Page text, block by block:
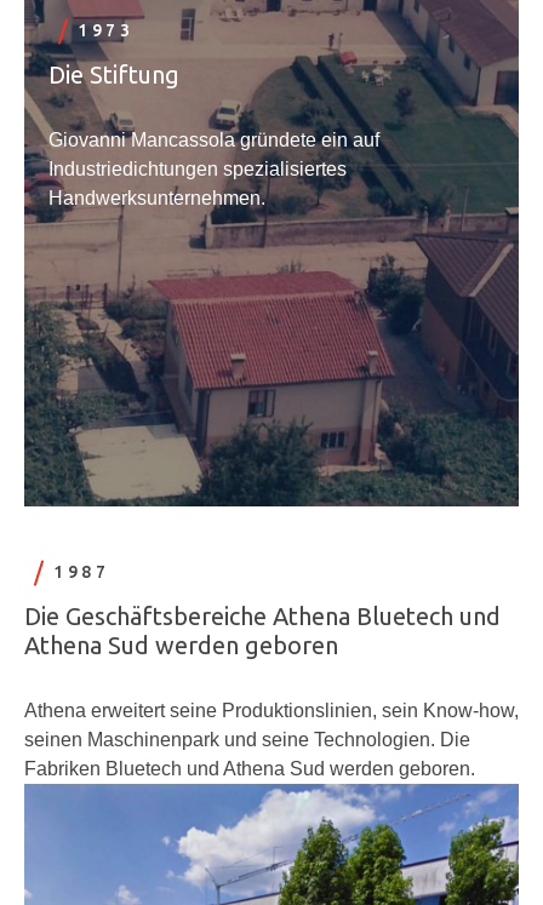
1973
Die Stiftung
Giovanni Mancassola gründete ein auf
Industriedichtungen spezialisiertes
Handwerksunternehmen.
1987
Die Geschäftsbereiche Athena Bluetech und
Athena Sud werden geboren
Athena erweitert seine Produktionslinien, sein Know-how,
seinen Maschinenpark und seine Technologien. Die
Fabriken Bluetech und Athena Sud werden geboren.